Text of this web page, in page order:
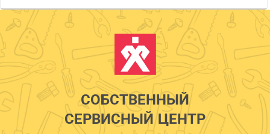
СОБСТВЕННЫЙ
СЕРВИСНЫЙ ЦЕНТР